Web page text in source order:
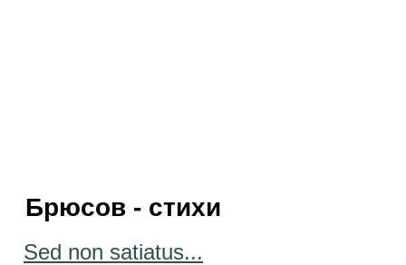
Брюсов - стихи
Sed non satiatus...